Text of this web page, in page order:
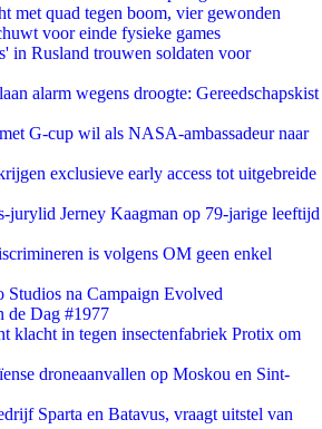
met quad tegen boom, vier gewonden
voor einde fysieke games
in Rusland trouwen soldaten voor
alarm wegens droogte: Gereedschapskist
G-cup wil als NASA-ambassadeur naar
exclusieve early access tot uitgebreide
jurylid Jerney Kaagman op 79-jarige leeftijd
is volgens OM geen enkel
Studios na Campaign Evolved
de Dag #1977
klacht in tegen insectenfabriek Protix om
droneaanvallen op Moskou en Sint-
Sparta en Batavus, vraagt uitstel van